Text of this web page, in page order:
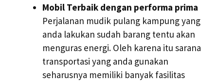
Mobil Terbaik dengan performa prima
Perjalanan mudik pulang kampung yang
anda lakukan sudah barang tentu akan
menguras energi. Oleh karena itu sarana
transportasi yang anda gunakan
seharusnya memiliki banyak fasilitas